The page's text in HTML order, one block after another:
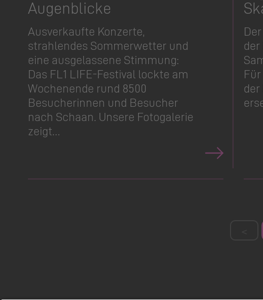
Augenblicke
Ausverkaufte Konzerte,
strahlendes Sommerwetter und
eine ausgelassene Stimmung:
Das FL1 LIFE-Festival lockte am
Wochenende rund 8500
Besucherinnen und Besucher
nach Schaan. Unsere Fotogalerie
zeigt…